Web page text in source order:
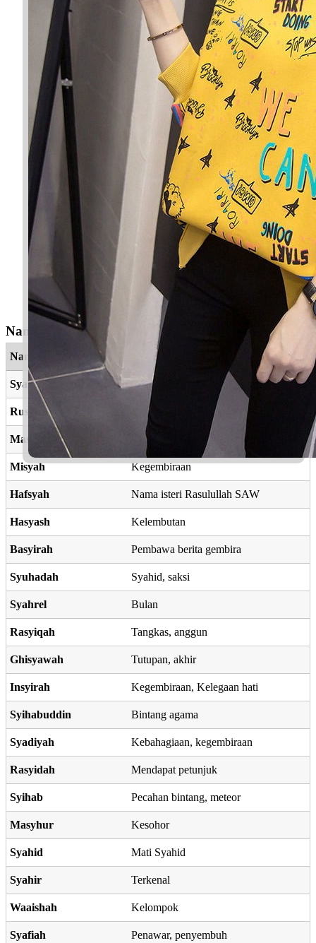
Nama Yang Berkaitan
Nama Maksud
Syamiyah Kedudukan yang tinggi
Rusydah Petunjuk jalan yg lurus
Masyhad Kesaksian
Misyah Kegembiraan
Hafsyah Nama isteri Rasulullah SAW
Hasyash Kelembutan
Basyirah Pembawa berita gembira
Syuhadah Syahid, saksi
Syahrel Bulan
Rasyiqah Tangkas, anggun
Ghisyawah Tutupan, akhir
Insyirah Kegembiraan, Kelegaan hati
Syihabuddin Bintang agama
Syadiyah Kebahagiaan, kegembiraan
Rasyidah Mendapat petunjuk
Syihab Pecahan bintang, meteor
Masyhur Kesohor
Syahid Mati Syahid
Syahir Terkenal
Waaishah Kelompok
Syafiah Penawar, penyembuh